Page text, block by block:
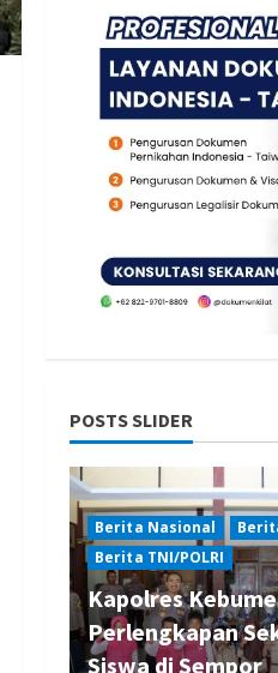
POSTS SLIDER
Berita Nasional
Berita TNI/POLRI
Kapolres
Perlengkapan
Siswa di Sempor